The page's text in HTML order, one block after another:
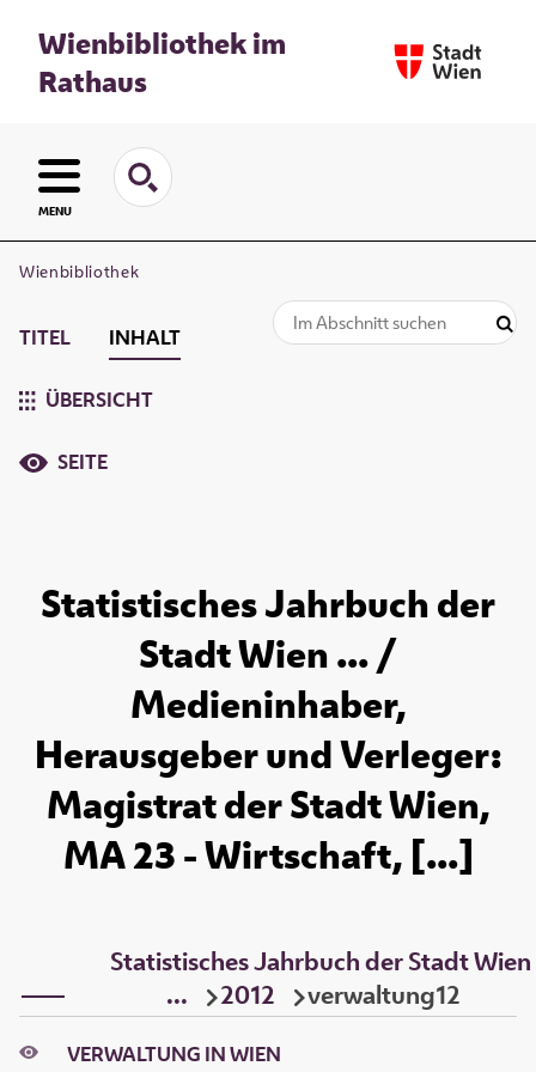
Wienbibliothek im
Rathaus
MENU
Wienbibliothek
TITEL INHALT
ÜBERSICHT
SEITE
Statistisches Jahrbuch der
Stadt Wien ... /
Medieninhaber,
Herausgeber und Verleger:
Magistrat der Stadt Wien,
MA 23 - Wirtschaft, [...]
Statistisches Jahrbuch der Stadt Wien
...
2012 verwaltung12
VERWALTUNG IN WIEN